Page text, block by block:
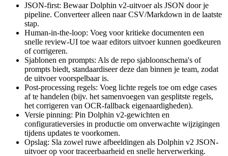
JSON-first: Bewaar Dolphin v2-uitvoer als JSON door je
pipeline. Converteer alleen naar CSV/Markdown in de laatste
stap.
Human-in-the-loop: Voeg voor kritieke documenten een
snelle review-UI toe waar editors uitvoer kunnen goedkeuren
of corrigeren.
Sjablonen en prompts: Als de repo sjabloonschema's of
prompts biedt, standaardiseer deze dan binnen je team, zodat
de uitvoer voorspelbaar is.
Post-processing regels: Voeg lichte regels toe om edge cases
af te handelen (bijv. het samenvoegen van gesplitste regels,
het corrigeren van OCR-fallback eigenaardigheden).
Versie pinning: Pin Dolphin v2-gewichten en
configuratieversies in productie om onverwachte wijzigingen
tijdens updates te voorkomen.
Opslag: Sla zowel ruwe afbeeldingen als Dolphin v2 JSON-
uitvoer op voor traceerbaarheid en snelle herverwerking.